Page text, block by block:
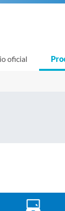
oficial